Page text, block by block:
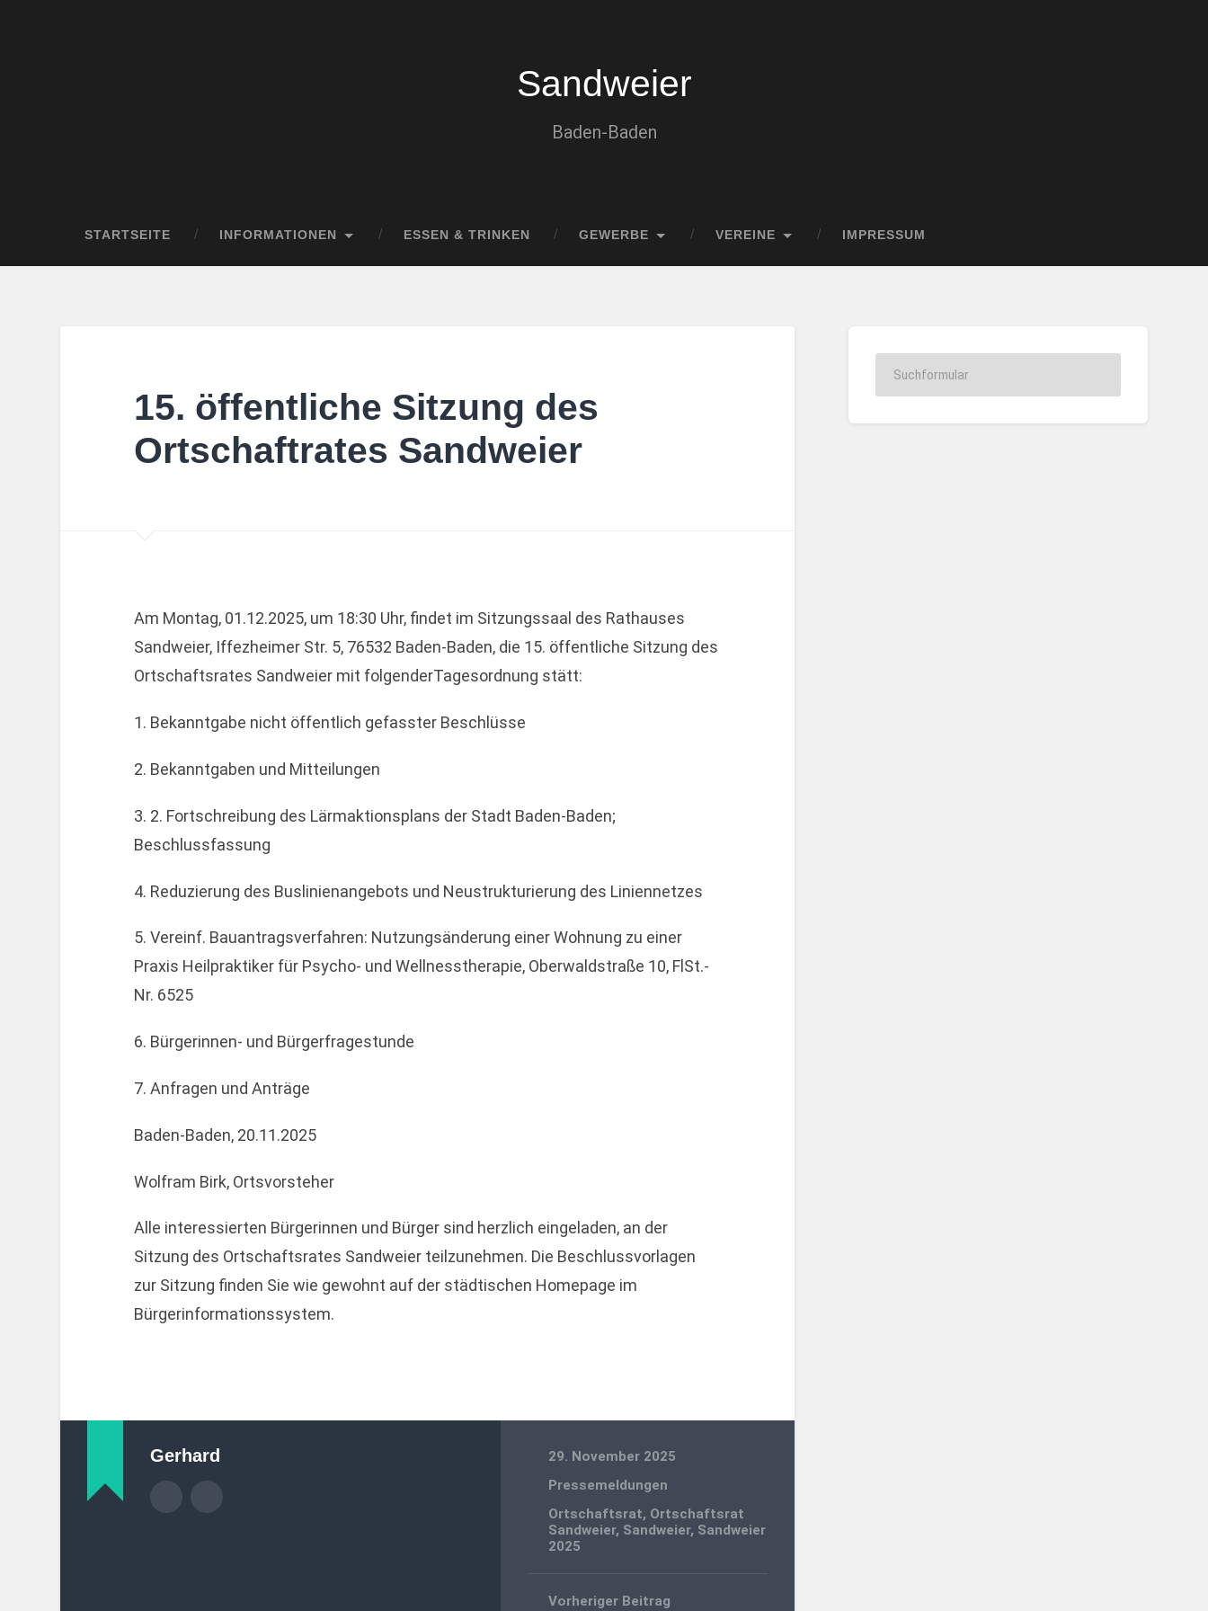
Sandweier
Baden-Baden
STARTSEITE INFORMATIONEN ESSEN & TRINKEN GEWERBE VEREINE IMPRESSUM
15. öffentliche Sitzung des
Ortschaftrates Sandweier
Am Montag, 01.12.2025, um 18:30 Uhr, findet im Sitzungssaal des Rathauses
Sandweier, Iffezheimer Str. 5, 76532 Baden-Baden, die 15. öffentliche Sitzung des
Ortschaftsrates Sandweier mit folgenderTagesordnung stätt:
1. Bekanntgabe nicht öffentlich gefasster Beschlüsse
2. Bekanntgaben und Mitteilungen
3. 2. Fortschreibung des Lärmaktionsplans der Stadt Baden-Baden;
Beschlussfassung
4. Reduzierung des Buslinienangebots und Neustrukturierung des Liniennetzes
5. Vereinf. Bauantragsverfahren: Nutzungsänderung einer Wohnung zu einer
Praxis Heilpraktiker für Psycho- und Wellnesstherapie, Oberwaldstraße 10, FlSt.-
Nr. 6525
6. Bürgerinnen- und Bürgerfragestunde
7. Anfragen und Anträge
Baden-Baden, 20.11.2025
Wolfram Birk, Ortsvorsteher
Alle interessierten Bürgerinnen und Bürger sind herzlich eingeladen, an der
Sitzung des Ortschaftsrates Sandweier teilzunehmen. Die Beschlussvorlagen
zur Sitzung finden Sie wie gewohnt auf der städtischen Homepage im
Bürgerinformationssystem.
Gerhard
29. November 2025
Pressemeldungen
Ortschaftsrat, Ortschaftsrat
Sandweier, Sandweier, Sandweier
2025
Vorheriger Beitrag